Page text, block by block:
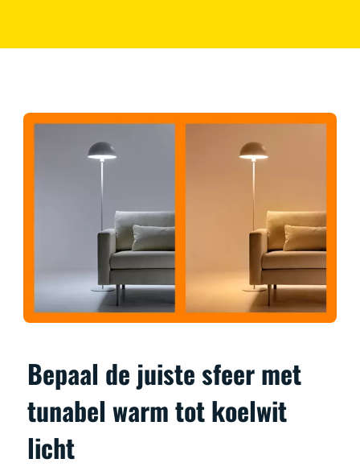
Bepaal de juiste sfeer met
tunabel warm tot koelwit
licht